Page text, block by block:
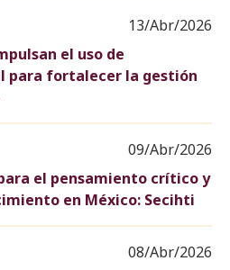
13/Abr/2026
el uso de
fortalecer la gestión
09/Abr/2026
el pensamiento crítico y
en México: Secihti
08/Abr/2026